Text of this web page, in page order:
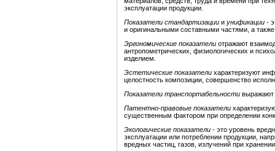
эксплуатации продукции.
Показатели стандартизации и унификации -
и оригинальными составными частями, а
Эргономические показатели отражают
антропометрических, физиологических и
изделием.
Эстетические показатели характеризуют
целостность композиции, совершенство
Показатели транспортабельности выражают
Патентно-правовые показатели
существенным фактором при определении
Экологические показатели - это уровень
эксплуатации или потреблении продукции,
вредных частиц, газов, излучений при